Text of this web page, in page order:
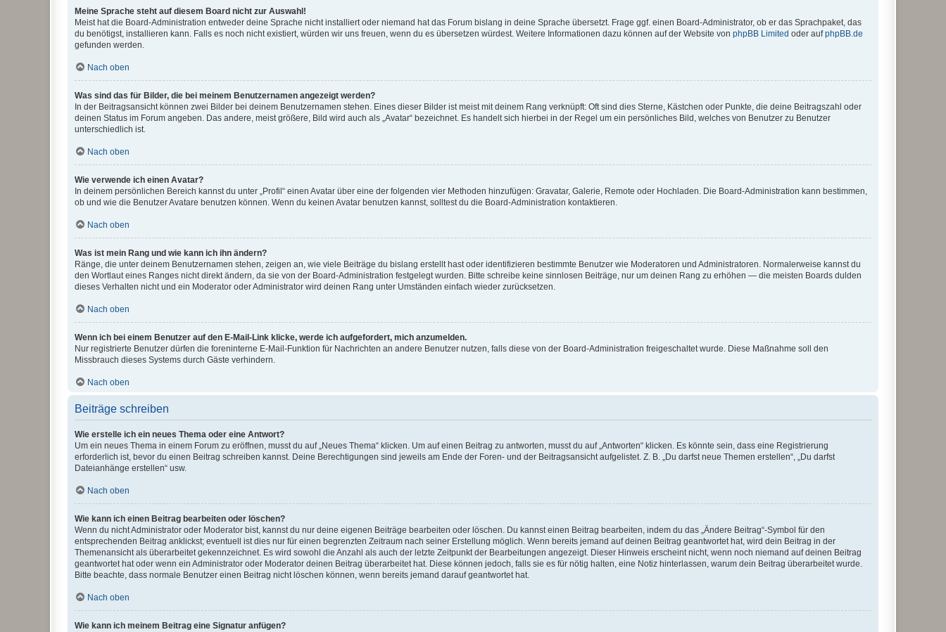
Meine Sprache steht auf diesem Board nicht zur Auswahl!
Meist hat die Board-Administration entweder deine Sprache nicht installiert oder niemand hat das Forum bislang in deine Sprache übersetzt. Frage ggf. einen Board-Administrator, ob er das Sprachpaket, das
du benötigst, installieren kann. Falls es noch nicht existiert, würden wir uns freuen, wenn du es übersetzen würdest. Weitere Informationen dazu können auf der Website von phpBB Limited oder aufphpBB.de
gefunden werden.
Nach oben
Was sind das für Bilder, die bei meinem Benutzernamen angezeigt werden?
In der Beitragsansicht können zwei Bilder bei deinem Benutzernamen stehen. Eines dieser Bilder ist meist mit deinem Rang verknüpft: Oft sind dies Sterne, Kästchen oder Punkte, die deine Beitragszahl oder
deinen Status im Forum angeben. Das andere, meist größere, Bild wird auch als „Avatar“ bezeichnet. Es handelt sich hierbei in der Regel um ein persönliches Bild, welches von Benutzer zu Benutzer
unterschiedlich ist.
Nach oben
Wie verwende ich einen Avatar?
In deinem persönlichen Bereich kannst du unter „Profil“ einen Avatar über eine der folgenden vier Methoden hinzufügen: Gravatar, Galerie, Remote oder Hochladen. Die Board-Administration kann bestimmen,
ob und wie die Benutzer Avatare benutzen können. Wenn du keinen Avatar benutzen kannst, solltest du die Board-Administration kontaktieren.
Nach oben
Was ist mein Rang und wie kann ich ihn ändern?
Ränge, die unter deinem Benutzernamen stehen, zeigen an, wie viele Beiträge du bislang erstellt hast oder identifizieren bestimmte Benutzer wie Moderatoren und Administratoren. Normalerweise kannst du
den Wortlaut eines Ranges nicht direkt ändern, da sie von der Board-Administration festgelegt wurden. Bitte schreibe keine sinnlosen Beiträge, nur um deinen Rang zu erhöhen — die meisten Boards dulden
dieses Verhalten nicht und ein Moderator oder Administrator wird deinen Rang unter Umständen einfach wieder zurücksetzen.
Nach oben
Wenn ich bei einem Benutzer auf den E-Mail-Link klicke, werde ich aufgefordert, mich anzumelden.
Nur registrierte Benutzer dürfen die foreninterne E-Mail-Funktion für Nachrichten an andere Benutzer nutzen, falls diese von der Board-Administration freigeschaltet wurde. Diese Maßnahme soll den
Missbrauch dieses Systems durch Gäste verhindern.
Nach oben
Beiträge schreiben
Wie erstelle ich ein neues Thema oder eine Antwort?
Um ein neues Thema in einem Forum zu eröffnen, musst du auf „Neues Thema“ klicken. Um auf einen Beitrag zu antworten, musst du auf „Antworten“ klicken. Es könnte sein, dass eine Registrierung
erforderlich ist, bevor du einen Beitrag schreiben kannst. Deine Berechtigungen sind jeweils am Ende der Foren- und der Beitragsansicht aufgelistet. Z. B. „Du darfst neue Themen erstellen“, „Du darfst
Dateianhänge erstellen“ usw.
Nach oben
Wie kann ich einen Beitrag bearbeiten oder löschen?
Wenn du nicht Administrator oder Moderator bist, kannst du nur deine eigenen Beiträge bearbeiten oder löschen. Du kannst einen Beitrag bearbeiten, indem du das „Ändere Beitrag“-Symbol für den
entsprechenden Beitrag anklickst; eventuell ist dies nur für einen begrenzten Zeitraum nach seiner Erstellung möglich. Wenn bereits jemand auf deinen Beitrag geantwortet hat, wird dein Beitrag in der
Themenansicht als überarbeitet gekennzeichnet. Es wird sowohl die Anzahl als auch der letzte Zeitpunkt der Bearbeitungen angezeigt. Dieser Hinweis erscheint nicht, wenn noch niemand auf deinen Beitrag
geantwortet hat oder wenn ein Administrator oder Moderator deinen Beitrag überarbeitet hat. Diese können jedoch, falls sie es für nötig halten, eine Notiz hinterlassen, warum dein Beitrag überarbeitet wurde.
Bitte beachte, dass normale Benutzer einen Beitrag nicht löschen können, wenn bereits jemand darauf geantwortet hat.
Nach oben
Wie kann ich meinem Beitrag eine Signatur anfügen?